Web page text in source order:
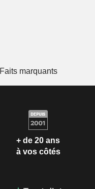
Faits marquants
+ de 20 ans
à vos côtés